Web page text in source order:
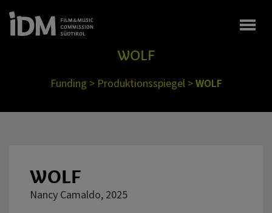
WOLF
Funding > Produktionsspiegel>WOLF
WOLF
Nancy Camaldo, 2025